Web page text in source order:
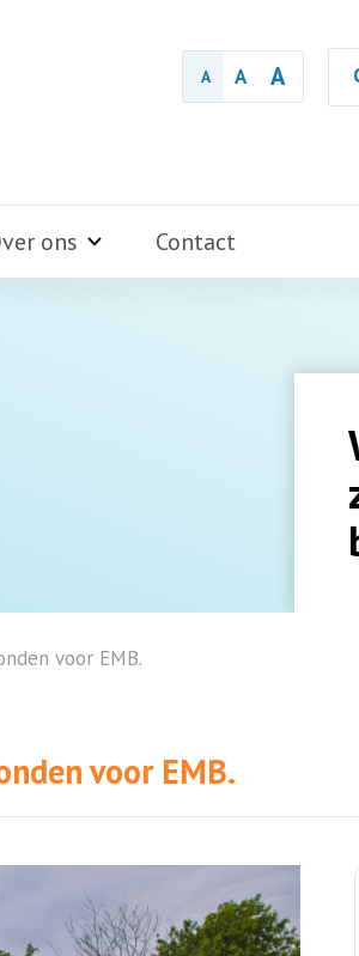
A A A
ons Contact
voor EMB.
voor EMB.